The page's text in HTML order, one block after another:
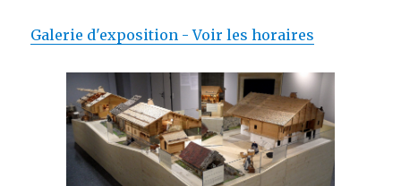
Galerie d'exposition - Voir les horaires